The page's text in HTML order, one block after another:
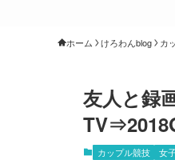
ホーム けろわんblog カ
友人と録
カップル競技 女